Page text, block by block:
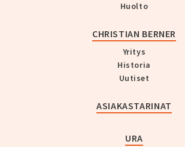
Huolto
CHRISTIAN BERNER
Yritys
Historia
Uutiset
ASIAKASTARINAT
URA